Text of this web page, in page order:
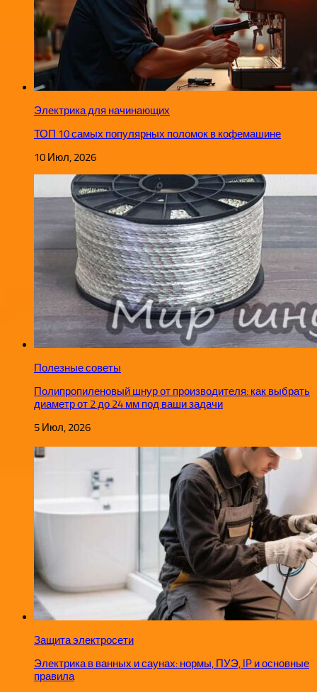
Электрика для начинающих
ТОП 10 самых популярных поломок в кофемашине
10 Июл, 2026
Полезные советы
Полипропиленовый шнур от производителя: как выбрать
диаметр от 2 до 24 мм под ваши задачи
5 Июл, 2026
Защита электросети
Электрика в ванных и саунах: нормы, ПУЭ, IP и основные
правила